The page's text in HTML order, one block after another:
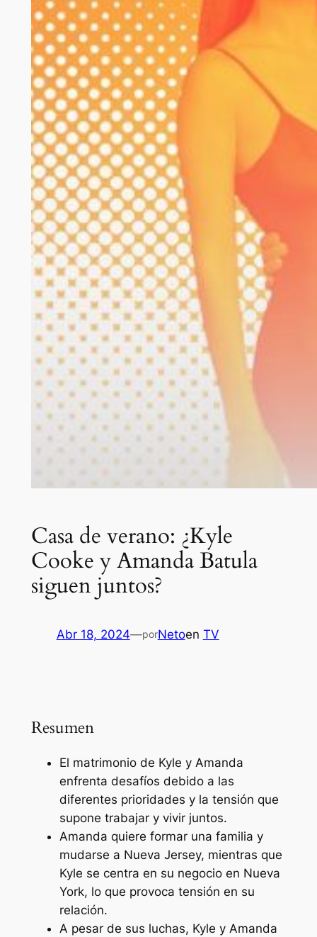
Casa de verano: ¿Kyle
Cooke y Amanda Batula
siguen juntos?
Abr 18, 2024—porNetoen TV
Resumen
El matrimonio de Kyle y Amanda
enfrenta desafíos debido a las
diferentes prioridades y la tensión que
supone trabajar y vivir juntos.
Amanda quiere formar una familia y
mudarse a Nueva Jersey, mientras que
Kyle se centra en su negocio en Nueva
York, lo que provoca tensión en su
relación.
A pesar de sus luchas, Kyle y Amanda